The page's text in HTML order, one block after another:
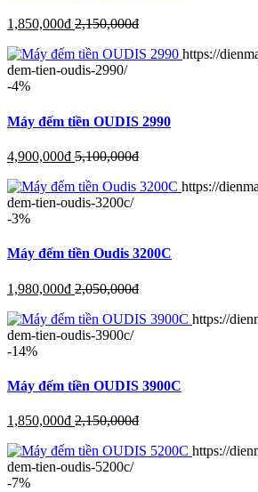
1,850,000đ 2,150,000đ
https://
dem-tien-oudis-2990/
-4%
Máy đếm tiền OUDIS 2990
4,900,000đ 5,100,000đ
https://
dem-tien-oudis-3200c/
-3%
Máy đếm tiền Oudis 3200C
1,980,000đ 2,050,000đ
https://
dem-tien-oudis-3900c/
-14%
Máy đếm tiền OUDIS 3900C
1,850,000đ 2,150,000đ
https://
dem-tien-oudis-5200c/
-7%